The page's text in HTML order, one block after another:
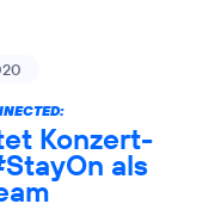
:
Konzert-
als